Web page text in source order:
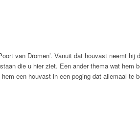
van Dromen’. Vanuit dat houvast neemt hij
die u hier ziet. Een ander thema wat hem
een houvast in een poging dat allemaal te